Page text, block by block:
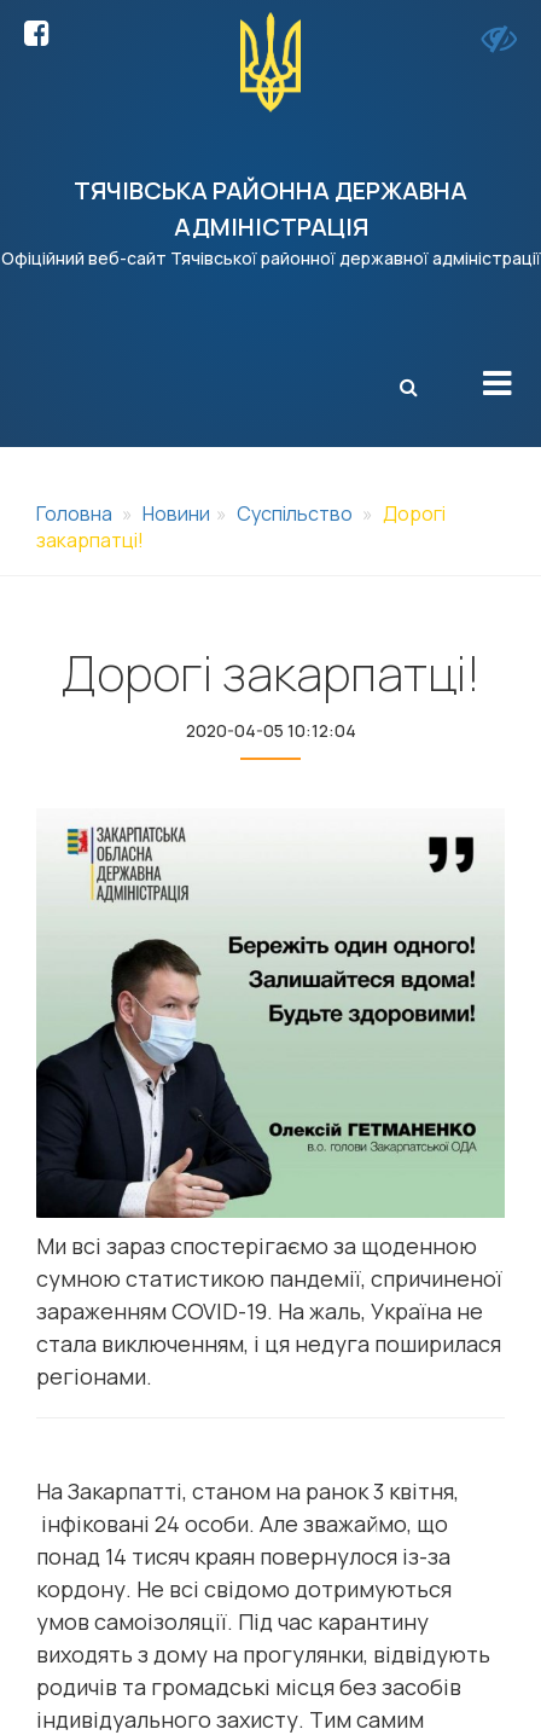
ТЯЧІВСЬКА РАЙОННА ДЕРЖАВНА
АДМІНІСТРАЦІЯ
Офіційний веб-сайт Тячівської районної державної адміністрації
Головна Новини Суспільство
Дорогі
закарпатці!
Дорогі закарпатці!
2020-04-05 10:12:04
Ми всі зараз спостерігаємо за щоденною
сумною статистикою пандемії, спричиненої
зараженням COVID-19. На жаль, Україна не
стала виключенням, і ця недуга поширилася
регіонами.
На Закарпатті, станом на ранок 3 квітня,
інфіковані 24 особи. Але зважаймо, що
понад 14 тисяч краян повернулося із-за
кордону. Не всі свідомо дотримуються
умов самоізоляції. Під час карантину
виходять з дому на прогулянки, відвідують
родичів та громадські місця без засобів
індивідуального захисту. Тим самим